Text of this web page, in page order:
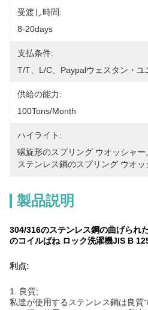
受渡し時間:
8-20days
支払条件:
T/T、L/C、paypalウェスタン・ユ
供給の能力:
100Tons/Month
ハイライト:
螺旋形のスプリング ウオッシャー
ステンレス鋼のスプリング ウオッ
製品説明
304/316のステンレス鋼の曲げられ
のコイルばね ロック洗濯機JIS B
利点:
1.
良質;
私達が使用するステンレス鋼は良質